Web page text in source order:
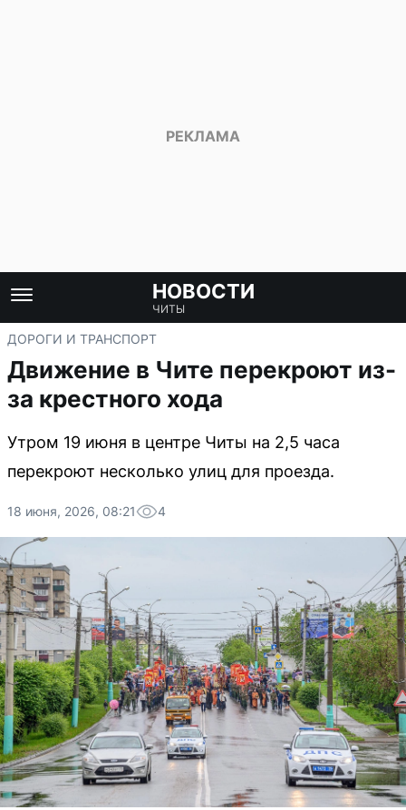
НОВОСТИ
ЧИТЫ
ДОРОГИ И ТРАНСПОРТ
Движение в Чите перекроют из-
за крестного хода
Утром 19 июня в центре Читы на 2,5 часа
перекроют несколько улиц для проезда.
18 июня, 2026, 08:21 4